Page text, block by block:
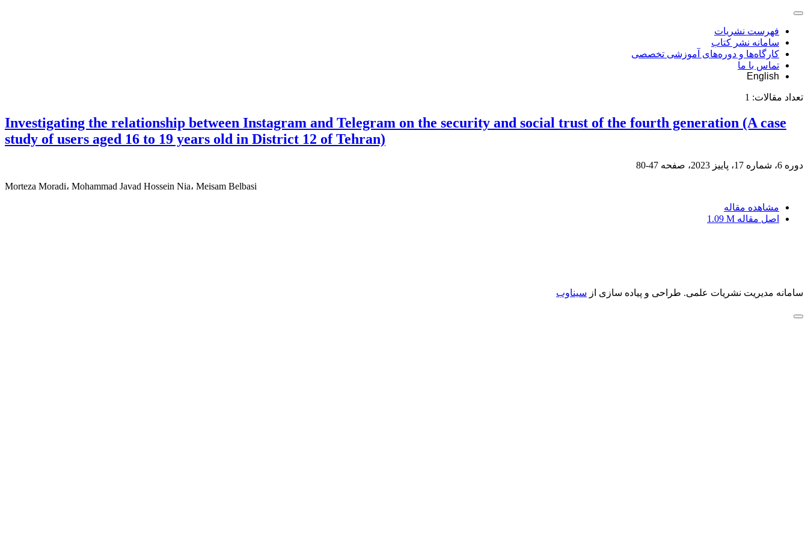
فهرست نشریات
سامانه نشر کتاب
کارگاه‌ها و دوره‌های آموزشی تخصصی
تماس با ما
English
تعداد مقالات: 1
Investigating the relationship between Instagram and Telegram on the security and social trust of the fourth generation (A case
study of users aged 16 to 19 years old in District 12 of Tehran)
دوره 6، شماره 17، پاییز 2023، صفحه 47-80
Morteza Moradi، Mohammad Javad Hossein Nia، Meisam Belbasi
مشاهده مقاله
اصل مقاله 1.09 M
سامانه مدیریت نشریات علمی. طراحی و پیاده سازی از سیناوب